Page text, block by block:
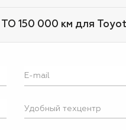
150 000 км для